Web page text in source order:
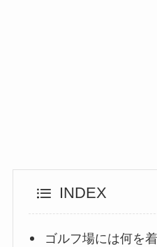
INDEX
ゴルフ場には何を